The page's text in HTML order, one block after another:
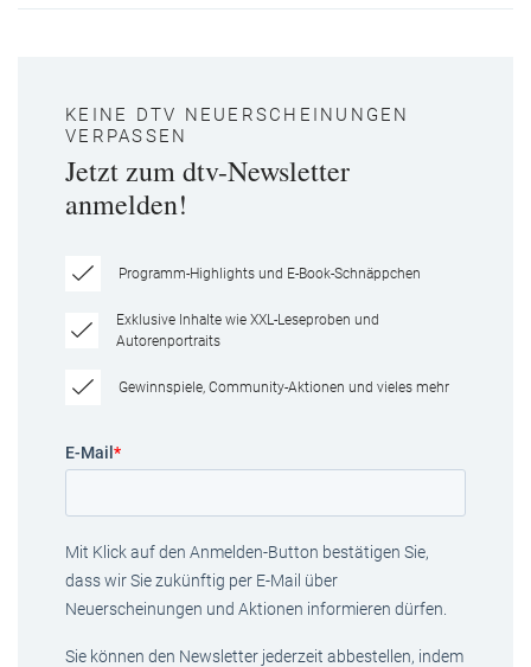
KEINE DTV NEUERSCHEINUNGEN
VERPASSEN
Jetzt zum dtv-Newsletter
anmelden!
Programm-Highlights und E-Book-Schnäppchen
Exklusive Inhalte wie XXL-Leseproben und
Autorenportraits
Gewinnspiele, Community-Aktionen und vieles mehr
E-Mail *
Mit Klick auf den Anmelden-Button bestätigen Sie,
dass wir Sie zukünftig per E-Mail über
Neuerscheinungen und Aktionen informieren dürfen.
Sie können den Newsletter jederzeit abbestellen, indem